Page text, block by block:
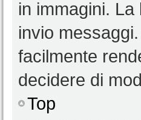
in immagini.
invio
facilmente
decidere di
Top